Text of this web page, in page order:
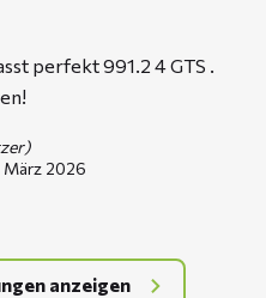
perfekt 991.2 4 GTS .
März 2026
anzeigen